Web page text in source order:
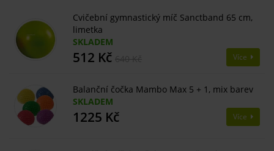
Cvičební gymnastický míč Sanctband 65 cm,
limetka
SKLADEM
512 Kč Více
Balanční čočka Mambo Max 5 + 1, mix barev
SKLADEM
1225 Kč Více